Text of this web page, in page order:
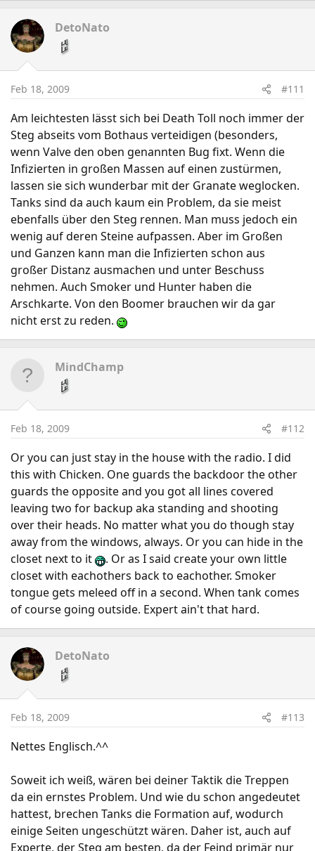
DetoNato
Feb 18, 2009 #111
Am leichtesten lässt sich bei Death Toll noch immer der
Steg abseits vom Bothaus verteidigen (besonders,
wenn Valve den oben genannten Bug fixt. Wenn die
Infizierten in großen Massen auf einen zustürmen,
lassen sie sich wunderbar mit der Granate weglocken.
Tanks sind da auch kaum ein Problem, da sie meist
ebenfalls über den Steg rennen. Man muss jedoch ein
wenig auf deren Steine aufpassen. Aber im Großen
und Ganzen kann man die Infizierten schon aus
großer Distanz ausmachen und unter Beschuss
nehmen. Auch Smoker und Hunter haben die
Arschkarte. Von den Boomer brauchen wir da gar
nicht erst zu reden.
MindChamp
Feb 18, 2009 #112
Or you can just stay in the house with the radio. I did
this with Chicken. One guards the backdoor the other
guards the opposite and you got all lines covered
leaving two for backup aka standing and shooting
over their heads. No matter what you do though stay
away from the windows, always. Or you can hide in the
closet next to it
. Or as I said create your own little
closet with eachothers back to eachother. Smoker
tongue gets meleed off in a second. When tank comes
of course going outside. Expert ain't that hard.
DetoNato
Feb 18, 2009 #113
Nettes Englisch.^^
Soweit ich weiß, wären bei deiner Taktik die Treppen
da ein ernstes Problem. Und wie du schon angedeutet
hattest, brechen Tanks die Formation auf, wodurch
einige Seiten ungeschützt wären. Daher ist, auch auf
Experte, der Steg am besten, da der Feind primär nur